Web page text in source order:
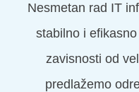
Nesmetan rad IT
stabilno i
zavisnosti od
predlažemo